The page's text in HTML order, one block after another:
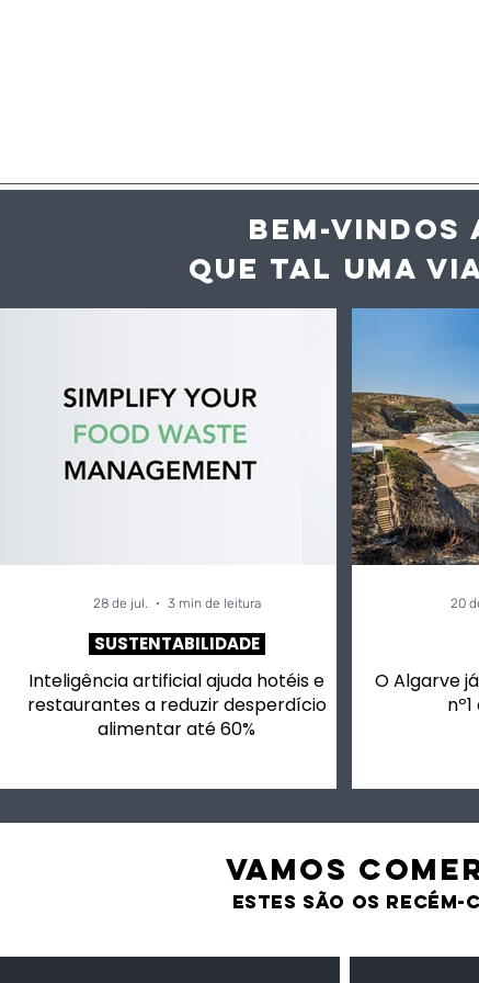
UE regista mais de 3700
indicações geográficas,
que valem 15,5% das
exportações
BEM-VINDOS
QUE TAL UMA
Inteligência artificial ajuda hotéis e
restaurantes a reduzir desperdício
alimentar até 60%
SUSTENTABILIDADE
28 de jul. 3 min de leitura
O Algarve
20
VAMOS
estes são os recém-